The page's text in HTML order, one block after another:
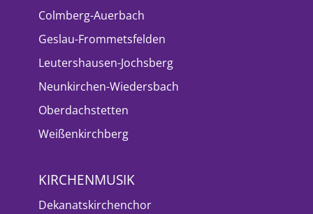
Colmberg-Auerbach
Geslau-Frommetsfelden
Leutershausen-Jochsberg
Neunkirchen-Wiedersbach
Oberdachstetten
Weißenkirchberg
KIRCHENMUSIK
Dekanatskirchenchor